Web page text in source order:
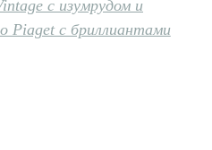
с изумрудом и
Piaget с бриллиантами